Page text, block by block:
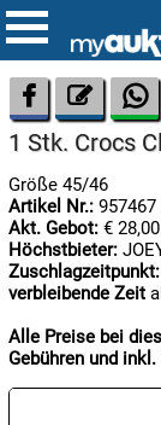

  
1 Stk. Crocs
Größe 45/46
Artikel Nr.: 957467
Akt. Gebot: € 28,00
Höchstbieter:
Zuschlagzeitpunkt:
verbleibende Zeit
Alle Preise bei
Gebühren und inkl.